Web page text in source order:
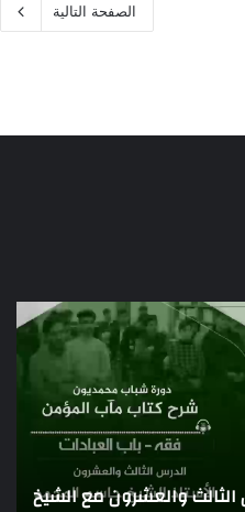
الصفحة التالية
والعشرون مع الشيخ